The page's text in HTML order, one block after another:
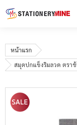
หน้าแรก
สมุดปกแข็งริมลวด ตราช้